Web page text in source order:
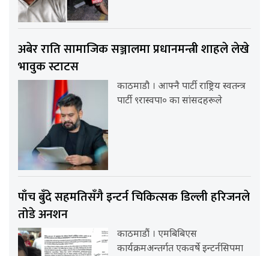
अबेर राति सामाजिक सञ्जालमा प्रधानमन्त्री शाहले लेखे
भावुक स्टाटस
काठमाडौ । आफ्नै पार्टी राष्ट्रिय स्वतन्त्र
पार्टी ९रास्वपा० का सांसदहरूले
पाँच बुँदे सहमतिसँगै इन्टर्न चिकित्सक डिल्ली हरिजनले
तोडे अनशन
काठमाडौं । एमबिबिएस
कार्यक्रमअन्तर्गत एकवर्षे इन्टर्नसिपमा